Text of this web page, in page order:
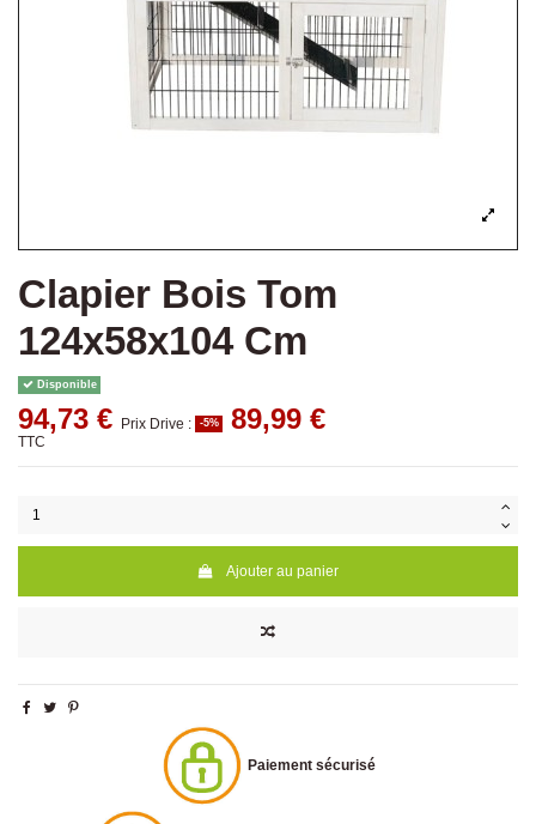
Clapier Bois Tom
124x58x104 Cm
Disponible
94,73 € Prix Drive : -5% 89,99 €
TTC
Ajouter au panier
Paiement sécurisé